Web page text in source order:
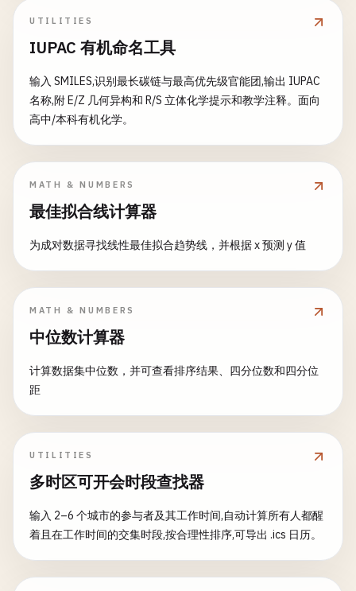
UTILITIES
IUPAC 有机命名工具
输入 SMILES,识别最长碳链与最高优先级官能团,输出 IUPAC
名称,附 E/Z 几何异构和 R/S 立体化学提示和教学注释。面向
高中/本科有机化学。
MATH & NUMBERS
最佳拟合线计算器
为成对数据寻找线性最佳拟合趋势线，并根据 x 预测 y 值
MATH & NUMBERS
中位数计算器
计算数据集中位数，并可查看排序结果、四分位数和四分位
距
UTILITIES
多时区可开会时段查找器
输入 2–6 个城市的参与者及其工作时间,自动计算所有人都醒
着且在工作时间的交集时段,按合理性排序,可导出 .ics 日历。